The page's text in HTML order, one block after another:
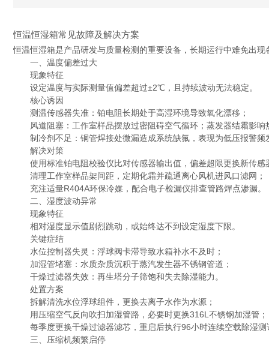
恒温恒湿箱常见故障及解决方案
恒温恒湿箱是产品研发与质量检测的重要设备，长期运行中难免出
一、温度偏差过大
现象特征
设定温度与实际测量值偏差超过±2℃，且持续波动无法稳定。
核心诱因
测温传感器失准：铂电阻长期处于高湿环境导致氧化漂移；
风道阻塞：工作室样品摆放过密阻碍空气循环；蒸发器结霜影响
制冷剂不足：铜管焊接处微漏造成系统缺氟，表现为低压报警频
解决对策
使用标准铂电阻校验仪比对传感器输出值，偏差超限更换新传感
清理工作室样品架间距，定期化霜并疏通离心风机进风口滤网；
充注适量R404A环保冷媒，配合电子检漏仪排查管路焊点渗漏。
二、湿度波动异常
现象特征
相对湿度显示值剧烈跳动，或始终达不到设定湿度下限。
关键症结
水位控制器失灵：浮球阀卡滞导致水箱补水不及时；
加湿管堵塞：水质杂质沉积于蒸汽发生器不锈钢管道；
干燥过滤器失效：再生塔分子筛饱和失去除湿能力。
处置方案
拆解清洗水位浮球组件，更换去离子水作为水源；
用压缩空气反向吹扫加湿管路，必要时更换316L不锈钢加湿管；
每季度更换干燥过滤器滤芯，重启后执行96小时连续空载除湿测
三、压缩机频繁启停